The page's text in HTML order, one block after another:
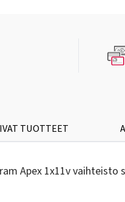
TUOTTEET
Apex 1x11v vaihteisto